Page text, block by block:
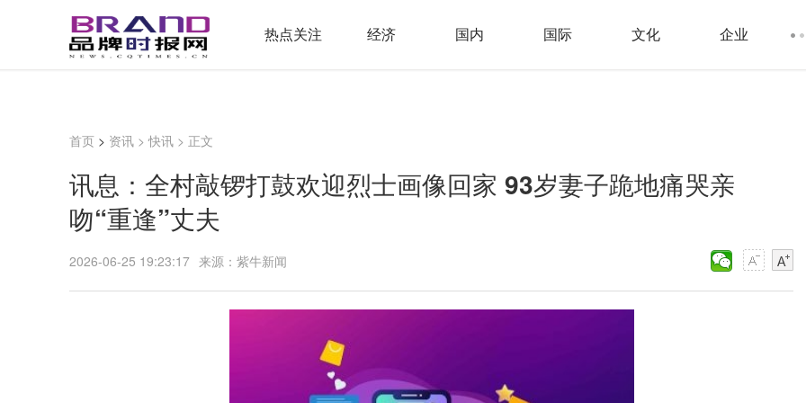
热点关注 经济 国内 国际 文化 企业
首页 > 资讯 >快讯 > 正文
讯息：全村敲锣打鼓欢迎烈士画像回家 93岁妻子跪地痛哭亲
吻“重逢”丈夫
2026-06-25 19:23:17 来源：紫牛新闻